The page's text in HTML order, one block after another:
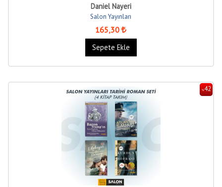
Daniel Nayeri
Salon Yayınları
165,30
Sepete Ekle
%42